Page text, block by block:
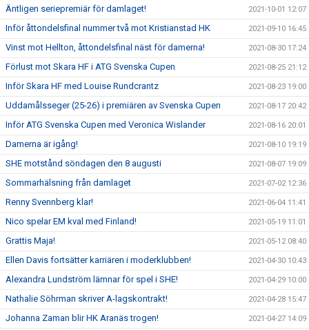
Äntligen seriepremiär för damlaget! 2021-10-01 12:07
Inför åttondelsfinal nummer två mot Kristianstad HK 2021-09-10 16:45
Vinst mot Hellton, åttondelsfinal näst för damerna! 2021-08-30 17:24
Förlust mot Skara HF i ATG Svenska Cupen 2021-08-25 21:12
Inför Skara HF med Louise Rundcrantz 2021-08-23 19:00
Uddamålsseger (25-26) i premiären av Svenska Cupen 2021-08-17 20:42
Inför ATG Svenska Cupen med Veronica Wislander 2021-08-16 20:01
Damerna är igång! 2021-08-10 19:19
SHE motstånd söndagen den 8 augusti 2021-08-07 19:09
Sommarhälsning från damlaget 2021-07-02 12:36
Renny Svennberg klar! 2021-06-04 11:41
Nico spelar EM kval med Finland! 2021-05-19 11:01
Grattis Maja! 2021-05-12 08:40
Ellen Davis fortsätter karriären i moderklubben! 2021-04-30 10:43
Alexandra Lundström lämnar för spel i SHE! 2021-04-29 10:00
Nathalie Söhrman skriver A-lagskontrakt! 2021-04-28 15:47
Johanna Zaman blir HK Aranäs trogen! 2021-04-27 14:09